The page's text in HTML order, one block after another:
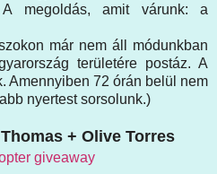
megoldás, amit várunk: a
már nem áll módunkban
területére postáz. A
Amennyiben 72 órán belül nem
nyertest sorsolunk.)
+ Olive Torres
giveaway